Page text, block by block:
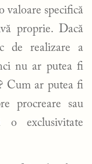
valoare specifică
proprie. Dacă
de realizare a
nu ar putea fi
Cum ar putea fi
procreare sau
exclusivitate